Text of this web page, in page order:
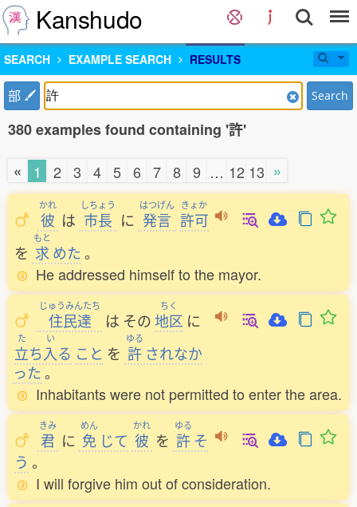
Kanshudo
SEARCH EXAMPLE SEARCH RESULTS
部 Search
380 examples found containing '許'
« 1 2 3 4 5 6 7 8 9 … 12 13 »
かれ
彼 は
しちょう
市長 に
はつげん
発言
きょか
許可
を
もと
求めた。
He addressed himself to the mayor.
じゅうみんたち
住民達 は その
ちく
地区 に
た
立ち
い
入る こと を
ゆる
許 されなか
った。
Inhabitants were not permitted to enter the area.
きみ
君 に
めん
免 じて
かれ
彼 を
ゆる
許 そ
う 。
I will forgive him out of consideration.